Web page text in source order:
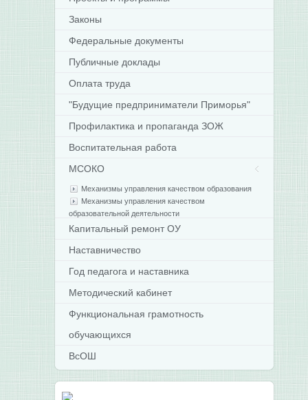
Законы
Федеральные документы
Публичные доклады
Оплата труда
"Будущие предприниматели Приморья"
Профилактика и пропаганда ЗОЖ
Воспитательная работа
МСОКО
Механизмы управления качеством образования
Механизмы управления качеством
образовательной деятельности
Капитальный ремонт ОУ
Наставничество
Год педагога и наставника
Методический кабинет
Функциональная грамотность
обучающихся
ВсОШ